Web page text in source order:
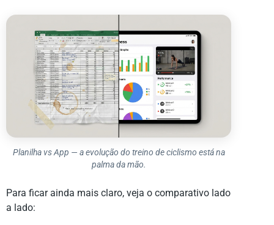
Planilha vs App — a evolução do treino de ciclismo está na
palma da mão.
Para ficar ainda mais claro, veja o comparativo lado
a lado: